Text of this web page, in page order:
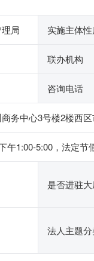
局 实施主体
联办机构
咨询电话
务中心3号楼2楼西
午1:00-5:00，法定
是否进驻
法人主题